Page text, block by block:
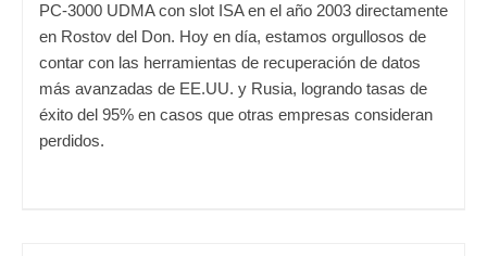
PC-3000 UDMA con slot ISA en el año 2003 directamente
en Rostov del Don. Hoy en día, estamos orgullosos de
contar con las herramientas de recuperación de datos
más avanzadas de EE.UU. y Rusia, logrando tasas de
éxito del 95% en casos que otras empresas consideran
perdidos.